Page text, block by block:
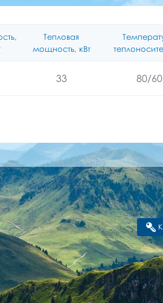
Тепловая
мощность, кВт
33 80/60